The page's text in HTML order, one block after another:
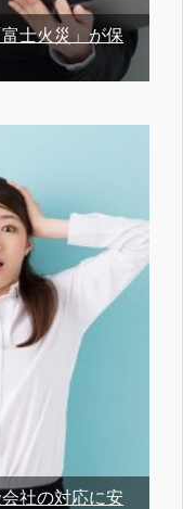
士火災」が保
社の対応に安